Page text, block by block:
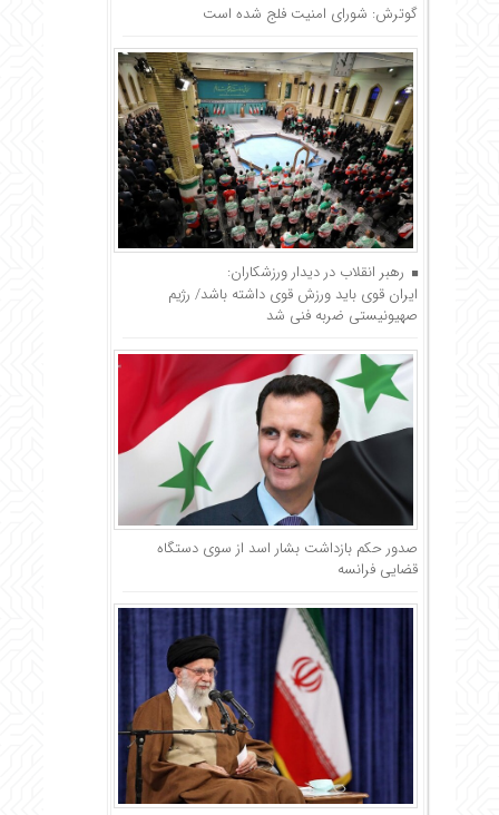
گوترش: شورای امنیت فلج شده است
رهبر انقلاب در دیدار ورزشکاران:
ایران قوی باید ورزش قوی داشته باشد/ رژیم
صهیونیستی ضربه فنی شد
صدور حکم بازداشت بشار اسد از سوی دستگاه
قضایی فرانسه